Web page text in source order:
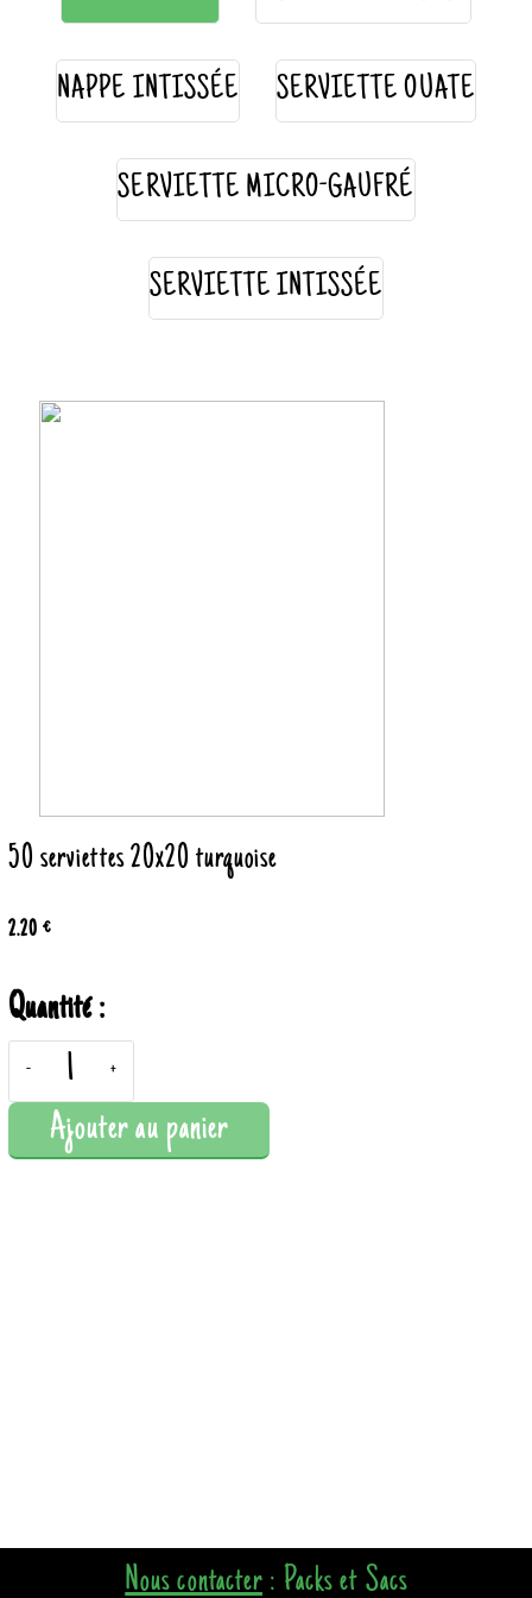
NAPPE INTISSÉE SERVIETTE OUATE
SERVIETTE MICRO-GAUFRÉ
SERVIETTE INTISSÉE
50 serviettes 20x20 turquoise
2.20 €
Quantité :
- +
Ajouter au panier
Nous contacter: Packs et Sacs